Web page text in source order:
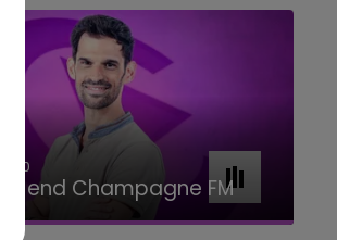
end Champagne FM